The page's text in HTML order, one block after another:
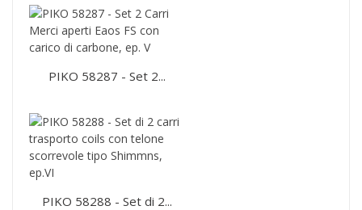
PIKO 58287 - Set 2...
PIKO 58288 - Set di 2...